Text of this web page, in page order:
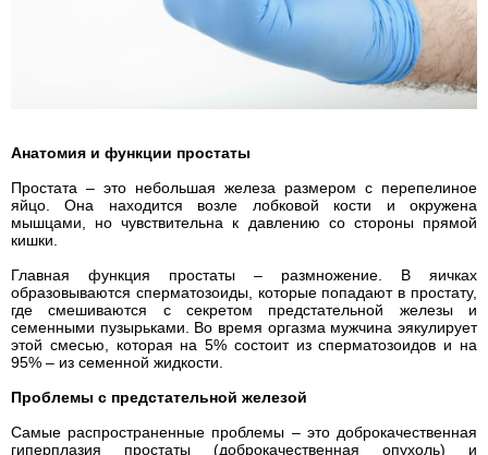
Анатомия и функции простаты
Простата – это небольшая железа размером с перепелиное
яйцо. Она находится возле лобковой кости и окружена
мышцами, но чувствительна к давлению со стороны прямой
кишки.
Главная функция простаты – размножение. В яичках
образовываются сперматозоиды, которые попадают в простату,
где смешиваются с секретом предстательной железы и
семенными пузырьками. Во время оргазма мужчина эякулирует
этой смесью, которая на 5% состоит из сперматозоидов и на
95% – из семенной жидкости.
Проблемы с предстательной железой
Самые распространенные проблемы – это доброкачественная
гиперплазия простаты (доброкачественная опухоль) и